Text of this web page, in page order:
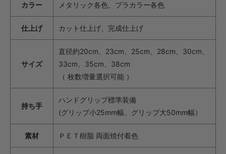
カラー メタリック各色、プラカラー各色
仕上げ カット仕上げ、完成仕上げ
サイズ
直径約20cm、23cm、25cm、28cm、30cm、
33cm、35cm、38cm
（ 枚数増量選択可能 ）
持ち手
ハンドグリップ標準装備
(グリップ小25mm幅、グリップ大50mm幅）
素材 ＰＥＴ樹脂 両面焼付着色